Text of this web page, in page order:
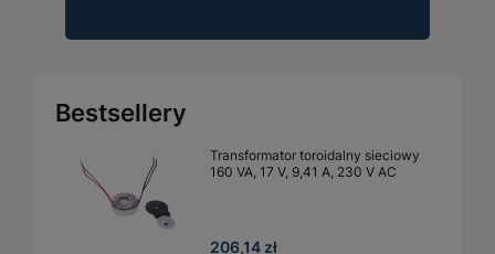
Bestsellery
Transformator toroidalny sieciowy
160 VA, 17 V, 9,41 A, 230 V AC
206,14 zł